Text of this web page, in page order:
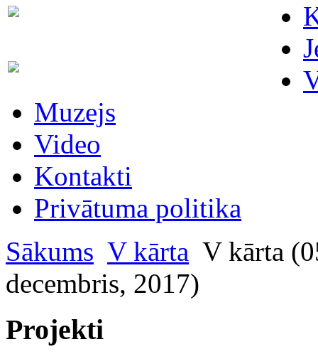
63007698
Muzejs
Video
Kontakti
Privātuma politika
Sākums V kārta V kārta
decembris, 2017)
Projekti